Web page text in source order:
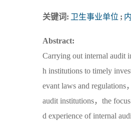
关键词: 卫生事业单位 ;
Abstract:
Carrying out internal audit
h institutions to timely
evant laws and regulations
audit institutions，the
d experience of internal